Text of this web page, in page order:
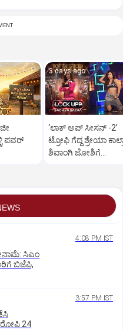
ಪವರ್
3 days ago
‘ಲಾಕ್ ಅಪ್ ಸೀಸನ್‌ -2ʼ
ಟ್ರೋಫಿ ಗೆದ್ದ ಶ್ರೇಯಾ
ಶಿವಾಂಗಿ ಜೋಶಿಗೆ
4:08 PM IST
ಸಿಎಂ
ಬಿಜೆಪಿ,
3:57 PM IST
24